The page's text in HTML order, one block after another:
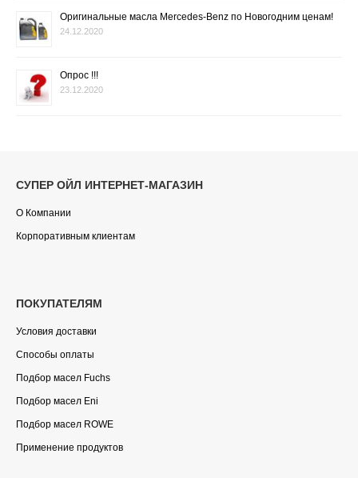
Оригинальные масла Mercedes-Benz по Новогодним ценам!
24.12.2020
Опрос !!!
23.12.2020
СУПЕР ОЙЛ ИНТЕРНЕТ-МАГАЗИН
О Компании
Корпоративным клиентам
ПОКУПАТЕЛЯМ
Условия доставки
Способы оплаты
Подбор масел Fuchs
Подбор масел Eni
Подбор масел ROWE
Применение продуктов